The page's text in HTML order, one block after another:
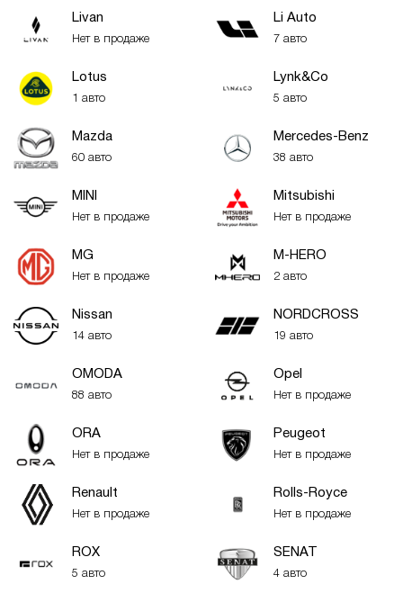
Livan
Нет в продаже
Li Auto
7 авто
Lotus
1 авто
Lynk&Co
5 авто
Mazda
60 авто
Mercedes-Benz
38 авто
MINI
Нет в продаже
Mitsubishi
Нет в продаже
MG
Нет в продаже
M-HERO
2 авто
Nissan
14 авто
NORDCROSS
19 авто
OMODA
88 авто
Opel
Нет в продаже
ORA
Нет в продаже
Peugeot
Нет в продаже
Renault
Нет в продаже
Rolls-Royce
Нет в продаже
ROX
5 авто
SENAT
4 авто